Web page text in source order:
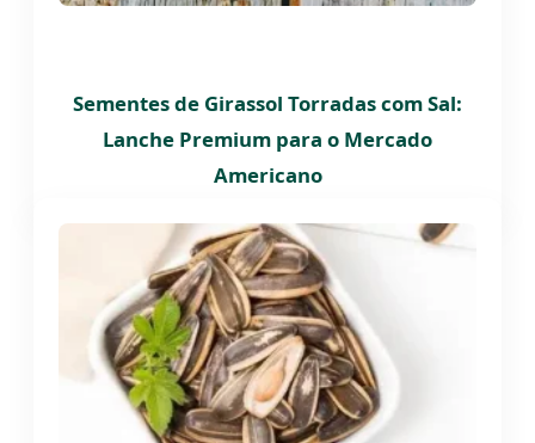
Sementes de Girassol Torradas com Sal:
Lanche Premium para o Mercado
Americano